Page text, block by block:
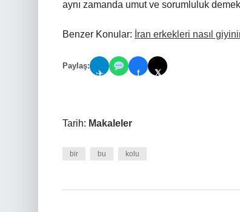
aynı zamanda umut ve sorumluluk
Benzer Konular: İran erkekleri nasıl
Paylaş:
✈ f 𝕏
Tarih: Makaleler
bir bu kolu